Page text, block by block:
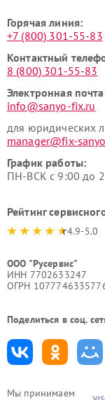
Мы принимаем
Горячая линия:
+7 (800) 301-55-83
Контактный
8 (800) 301-55-83
Электронная
info@sanyo-fix.ru
для юридических
manager@fix-
График работы:
ПН-ВСК с 9:00 до
Рейтинг
4.9-5.0
ООО "Русервис"
ИНН 7702633247
ОГРН
Поделиться в соц.